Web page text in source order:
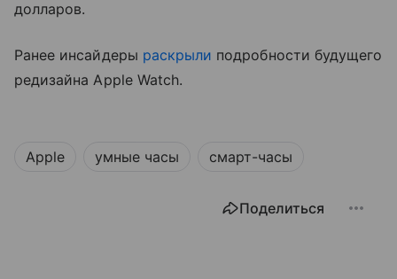
долларов.
Ранее инсайдеры раскрыли подробности будущего
редизайна Apple Watch.
Apple умные часы смарт-часы
Поделиться